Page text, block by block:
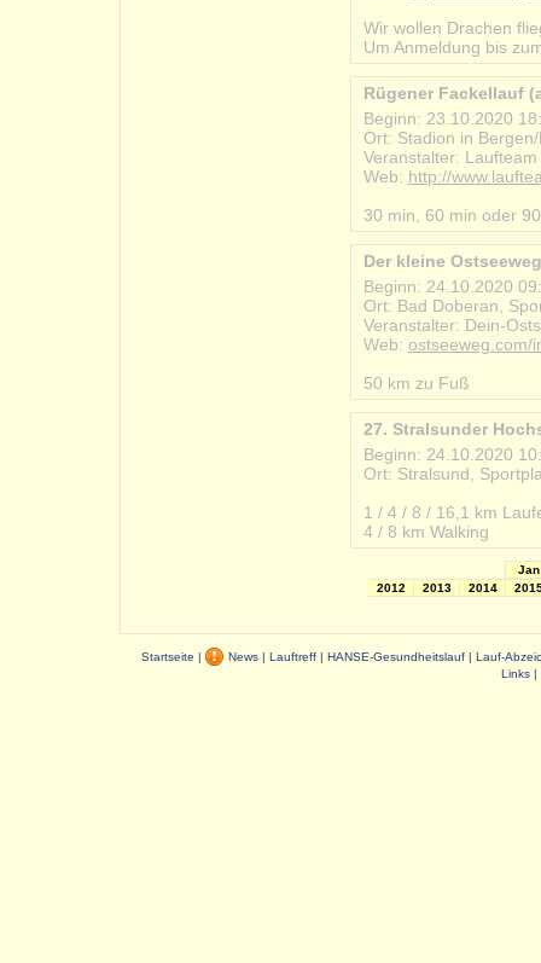
Wir wollen Drachen
Um Anmeldung bis
Rügener Fackellauf
Beginn: 23.10.2020
Ort: Stadion in
Veranstalter:
Web: http://
30 min, 60 min oder
Der kleine Ostseeweg
Beginn: 24.10.2020
Ort: Bad Doberan,
Veranstalter: Dein-
Web: ostseeweg.com/
50 km zu Fuß
27. Stralsunder
Beginn: 24.10.2020
Ort: Stralsund,
1 / 4 / 8 / 16,1 km
4 / 8 km Walking
Jan
2014
2013
2012
Startseite | News | Lauftreff | HANSE-Gesundheitslauf | Lauf-
Links |